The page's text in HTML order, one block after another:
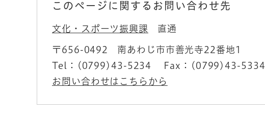
このページに関するお問い合わせ先
文化・スポーツ振興課 直通
〒656-0492
南あわじ市市善光寺22番地1
Tel：(0799)43-5234
Fax：(0799)43-5334
お問い合わせはこちらから